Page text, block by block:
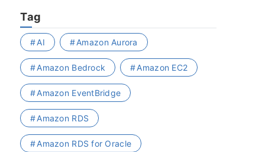
Tag
AI Amazon Aurora
Amazon Bedrock Amazon EC2
Amazon EventBridge
Amazon RDS
Amazon RDS for Oracle